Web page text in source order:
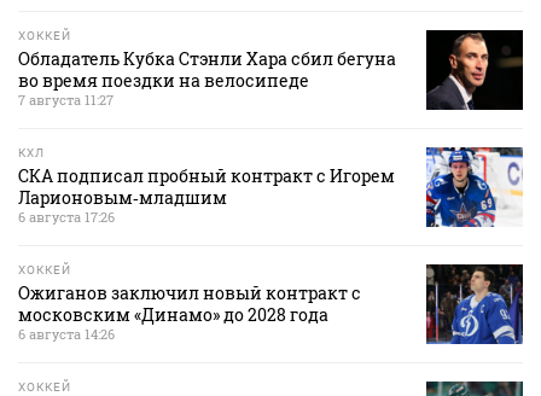
ХОККЕЙ
Обладатель Кубка Стэнли Хара сбил бегуна
во время поездки на велосипеде
7 августа 11:27
КХЛ
СКА подписал пробный контракт с Игорем
Ларионовым‑младшим
6 августа 17:26
ХОККЕЙ
Ожиганов заключил новый контракт с
московским «Динамо» до 2028 года
6 августа 14:26
ХОККЕЙ